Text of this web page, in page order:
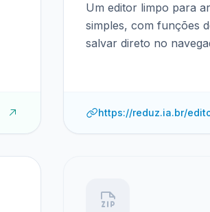
Um editor limpo para
simples, com funções
salvar direto no
https://reduz.ia.br/